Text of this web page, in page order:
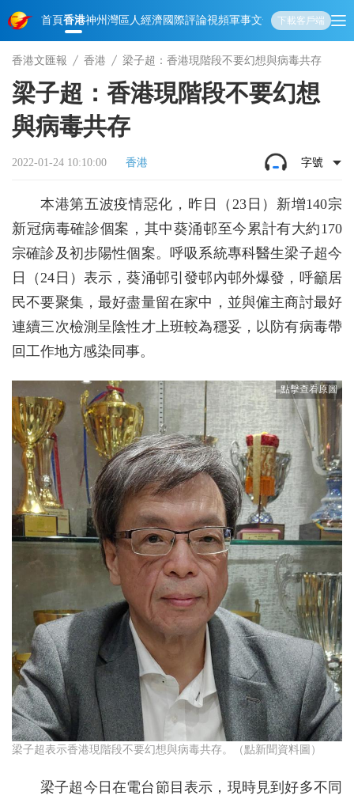
首頁香港神州 灣區人經濟國際評論視頻軍事文化 娛樂生活教育體
下載客戶端
香港文匯報 香港 梁子超：香港現階段不要幻想與病毒共存
梁子超：香港現階段不要幻想
與病毒共存
2022-01-24 10:10:00 香港 字號
本港第五波疫情惡化，昨日（23日）新增140宗
新冠病毒確診個案，其中葵涌邨至今累計有大約170
宗確診及初步陽性個案。呼吸系統專科醫生梁子超今
日（24日）表示，葵涌邨引發邨內邨外爆發，呼籲居
民不要聚集，最好盡量留在家中，並與僱主商討最好
連續三次檢測呈陰性才上班較為穩妥，以防有病毒帶
回工作地方感染同事。
梁子超表示香港現階段不要幻想與病毒共存。（點新聞資料圖）
梁子超今日在電台節目表示，現時見到好多不同